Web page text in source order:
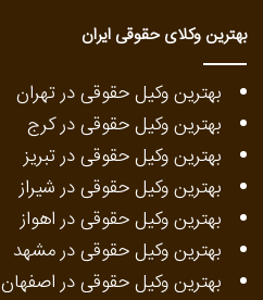
بهترین وکلای حقوقی ایران
بهترین وکیل حقوقی در تهران
بهترین وکیل حقوقی در کرج
بهترین وکیل حقوقی در تبریز
بهترین وکیل حقوقی در شیراز
بهترین وکیل حقوقی در اهواز
بهترین وکیل حقوقی در مشهد
بهترین وکیل حقوقی در اصفهان